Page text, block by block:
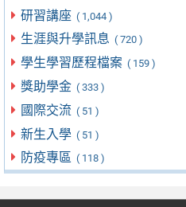
研習講座 ( 1,044 )
生涯與升學訊息 ( 720 )
學生學習歷程檔案 ( 159 )
獎助學金 ( 333 )
國際交流 ( 51 )
新生入學 ( 51 )
防疫專區 ( 118 )